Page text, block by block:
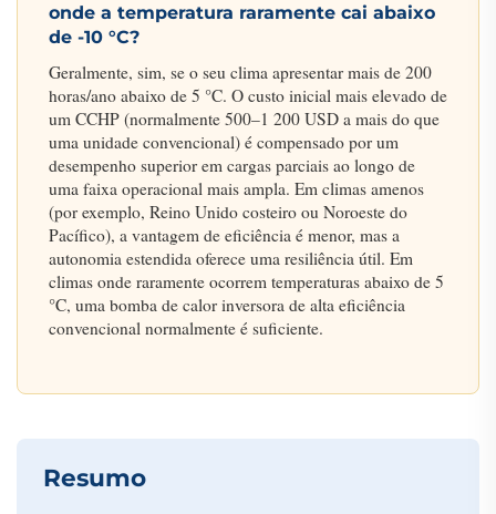
onde a temperatura raramente cai abaixo
de -10 °C?
Geralmente, sim, se o seu clima apresentar mais de 200
horas/ano abaixo de 5 °C. O custo inicial mais elevado de
um CCHP (normalmente 500–1 200 USD a mais do que
uma unidade convencional) é compensado por um
desempenho superior em cargas parciais ao longo de
uma faixa operacional mais ampla. Em climas amenos
(por exemplo, Reino Unido costeiro ou Noroeste do
Pacífico), a vantagem de eficiência é menor, mas a
autonomia estendida oferece uma resiliência útil. Em
climas onde raramente ocorrem temperaturas abaixo de 5
°C, uma bomba de calor inversora de alta eficiência
convencional normalmente é suficiente.
Resumo